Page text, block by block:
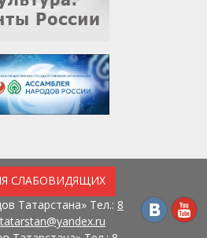
СЛАБОВИДЯЩИХ
Татарстана» Тел.: 8